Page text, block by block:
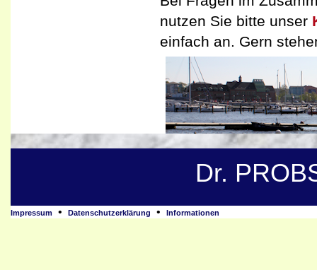
nutzen Sie bitte unser
einfach an. Gern
Dr.
Impressum • Datenschutzerklärung • Informationen